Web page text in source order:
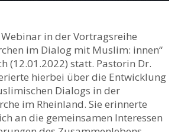
Webinar in der Vortragsreihe
im Dialog mit Muslim: innen“
(12.01.2022) statt. Pastorin Dr.
hierbei über die Entwicklung
Dialogs in der
im Rheinland. Sie erinnerte
an die gemeinsamen Interessen